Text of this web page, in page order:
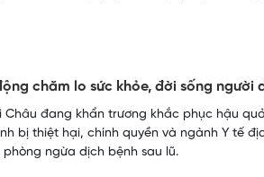
chăm lo sức khỏe, đời sống người
Châu đang khẩn trương khắc phục hậu
bị thiệt hại, chính quyền và ngành Y tế
ngừa dịch bệnh sau lũ.